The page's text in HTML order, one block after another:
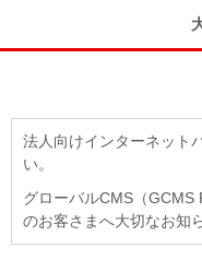
法人向けインターネット
い。
グローバルCMS（GCMS
のお客さまへ大切なお知